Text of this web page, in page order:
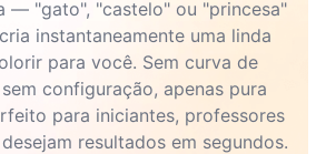
— "gato", "castelo" ou "princesa"
instantaneamente uma linda
para você. Sem curva de
configuração, apenas pura
para iniciantes, professores
resultados em segundos.